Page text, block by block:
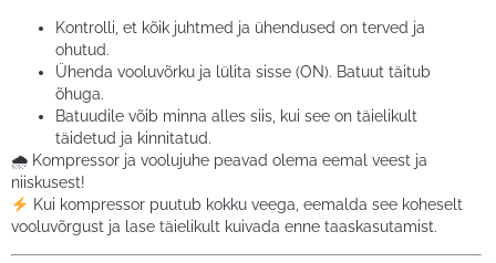
Kontrolli, et kõik juhtmed ja ühendused on terved ja
ohutud.
Ühenda vooluvõrku ja lülita sisse (ON). Batuut täitub
õhuga.
Batuudile võib minna alles siis, kui see on täielikult
täidetud ja kinnitatud.
🌧 Kompressor ja voolujuhe peavad olema eemal veest ja
niiskusest!
Kui kompressor puutub kokku veega, eemalda see koheselt
vooluvõrgust ja lase täielikult kuivada enne taaskasutamist.